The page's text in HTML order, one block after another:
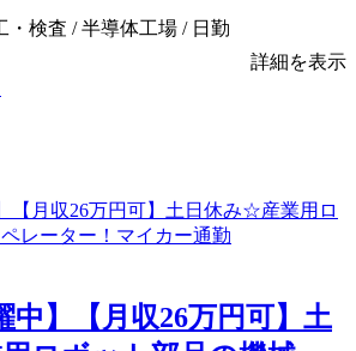
・検査 / 半導体工場 / 日勤
詳細を表示
中】【月収26万円可】土